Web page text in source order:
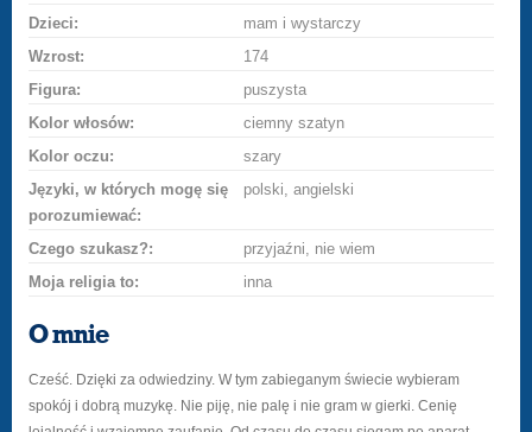
Dzieci:
mam i wystarczy
Wzrost:
174
Figura:
puszysta
Kolor włosów:
ciemny szatyn
Kolor oczu:
szary
Języki, w których mogę się
porozumiewać:
polski, angielski
Czego szukasz?:
przyjaźni, nie wiem
Moja religia to:
inna
O mnie
Cześć. Dzięki za odwiedziny. W tym zabieganym świecie wybieram
spokój i dobrą muzykę. Nie piję, nie palę i nie gram w gierki. Cenię